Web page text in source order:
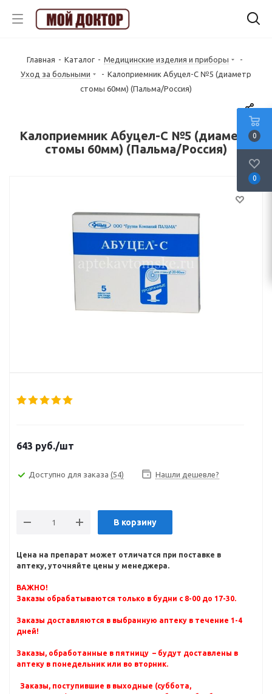
Главная - Каталог - Медицинские изделия и приборы
-
Уход за больными
- Калоприемник Абуцел-С №5 (диаметр
стомы 60мм) (Пальма/Россия)
Калоприемник Абуцел-С №5 (диаметр
стомы 60мм) (Пальма/Россия)
643 руб./шт
Доступно для заказа (54) Нашли дешевле?
В корзину
Цена на препарат может отличатся при поставке в
аптеку, уточняйте цены у менеджера.
ВАЖНО!
Заказы обрабатываются только в будни с 8-00 до 17-30.
Заказы доставляются в выбранную аптеку в течение 1-4
дней!
Заказы, обработанные в пятницу – будут доставлены в
аптеку в понедельник или во вторник.
Заказы, поступившие в выходные (суббота,
0
0